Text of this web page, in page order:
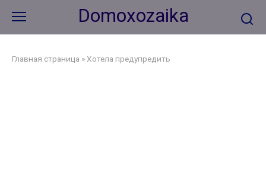
контенту
Domoxozaika
Главная страница » Хотела предупредить